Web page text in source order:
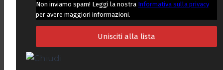
Non inviamo spam! Leggi la nostra Informativa sulla privacy
per avere maggiori informazioni.